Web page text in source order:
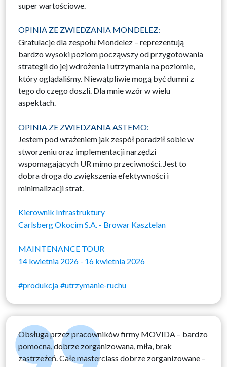
super wartościowe.
OPINIA ZE ZWIEDZANIA MONDELEZ:
Gratulacje dla zespołu Mondelez – reprezentują
bardzo wysoki poziom począwszy od przygotowania
strategii do jej wdrożenia i utrzymania na poziomie,
który oglądaliśmy. Niewątpliwie mogą być dumni z
tego do czego doszli. Dla mnie wzór w wielu
aspektach.
OPINIA ZE ZWIEDZANIA ASTEMO:
Jestem pod wrażeniem jak zespół poradził sobie w
stworzeniu oraz implementacji narzędzi
wspomagających UR mimo przeciwności. Jest to
dobra droga do zwiększenia efektywności i
minimalizacji strat.
Kierownik Infrastruktury
Carlsberg Okocim S.A. - Browar Kasztelan
MAINTENANCE TOUR
14 kwietnia 2026 - 16 kwietnia 2026
#produkcja #utrzymanie-ruchu
Obsługa przez pracowników firmy MOVIDA – bardzo
pomocna, dobrze zorganizowana, miła, brak
zastrzeżeń. Całe masterclass dobrze zorganizowane –